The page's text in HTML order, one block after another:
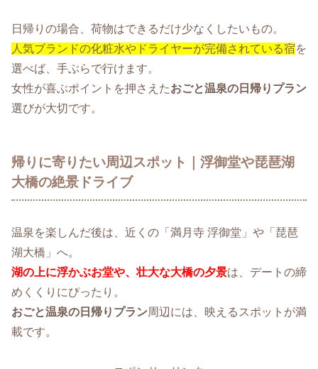
日帰りの場合、荷物はできるだけ少なくしたいもの。
人気ブランドの化粧水やドライヤーが完備されている宿を
選べば、手ぶらで行けます。
女性が喜ぶポイントを押さえたおごと温泉の日帰りプラン
選びが大切です。
帰りに寄りたい周辺スポット｜浮御堂や琵琶湖
大橋の絶景ドライブ
温泉を楽しんだ後は、近くの「満月寺 浮御堂」や「琵琶
湖大橋」へ。
湖の上に浮かぶお堂や、壮大な大橋の夕景は、デートの締
めくくりにぴったり。
おごと温泉の日帰りプラン周辺には、映えるスポットが満
載です。